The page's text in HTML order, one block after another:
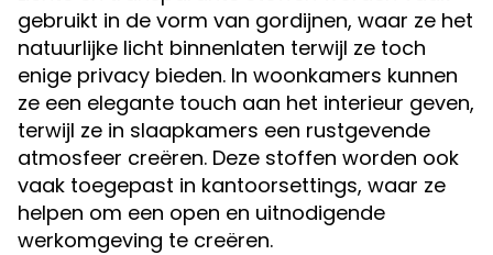
gebruikt in de vorm van gordijnen, waar ze het
natuurlijke licht binnenlaten terwijl ze toch
enige privacy bieden. In woonkamers kunnen
ze een elegante touch aan het interieur geven,
terwijl ze in slaapkamers een rustgevende
atmosfeer creëren. Deze stoffen worden ook
vaak toegepast in kantoorsettings, waar ze
helpen om een open en uitnodigende
werkomgeving te creëren.